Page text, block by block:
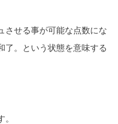
させる事が可能な点数にな
了。という状態を意味する